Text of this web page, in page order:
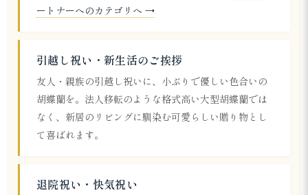
ートナーへのカテゴリへ →
引越し祝い・新生活のご挨拶
友人・親族の引越し祝いに、小ぶりで優しい色合いの
胡蝶蘭を。法人移転のような格式高い大型胡蝶蘭では
なく、新居のリビングに馴染む可愛らしい贈り物とし
て喜ばれます。
退院祝い・快気祝い